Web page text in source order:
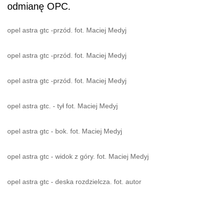
odmianę OPC.
opel astra gtc -przód. fot. Maciej Medyj
opel astra gtc -przód. fot. Maciej Medyj
opel astra gtc -przód. fot. Maciej Medyj
opel astra gtc. - tył fot. Maciej Medyj
opel astra gtc - bok. fot. Maciej Medyj
opel astra gtc - widok z góry. fot. Maciej Medyj
opel astra gtc - deska rozdzielcza. fot. autor